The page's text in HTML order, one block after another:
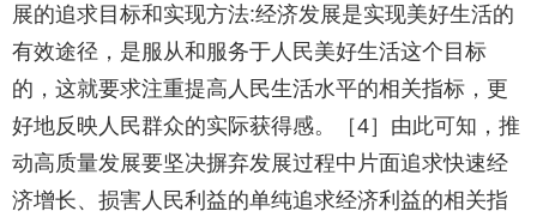
展的追求目标和实现方法:经济发展是实现美好生活的
有效途径，是服从和服务于人民美好生活这个目标
的，这就要求注重提高人民生活水平的相关指标，更
好地反映人民群众的实际获得感。［4］由此可知，推
动高质量发展要坚决摒弃发展过程中片面追求快速经
济增长、损害人民利益的单纯追求经济利益的相关指